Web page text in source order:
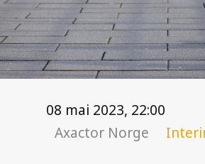
Artikler
Regler for purring og
Axactor er en av Norges
Arbeidsplasser 2022
Se alle artikler
08 mai 2023, 22:00
Axactor Norge